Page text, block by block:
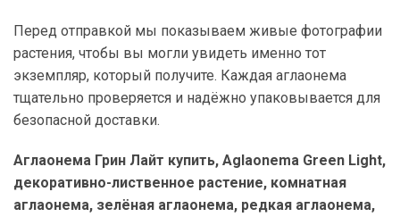
Перед отправкой мы показываем живые фотографии
растения, чтобы вы могли увидеть именно тот
экземпляр, который получите. Каждая аглаонема
тщательно проверяется и надёжно упаковывается для
безопасной доставки.
Аглаонема Грин Лайт купить, Aglaonema Green Light,
декоративно-лиственное растение, комнатная
аглаонема, зелёная аглаонема, редкая аглаонема,